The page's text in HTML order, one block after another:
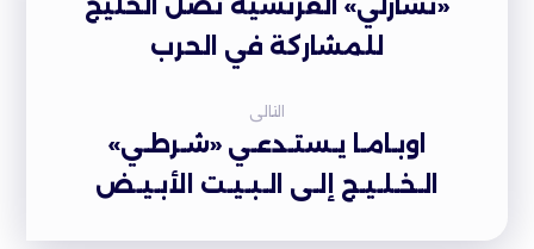
«تشارلي» الفرنسية تصل الخليج
للمشاركة في الحرب
التالى
اوبـامـا يـستـدعـي «شـرطـي»
الـخـلـيـج إلـى الـبـيـت الأبـيـض